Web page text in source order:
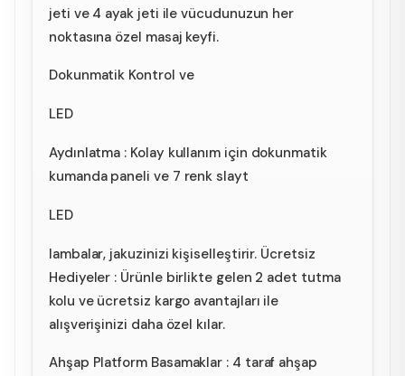
jeti ve 4 ayak jeti ile vücudunuzun her
noktasına özel masaj keyfi.
Dokunmatik Kontrol ve
LED
Aydınlatma : Kolay kullanım için dokunmatik
kumanda paneli ve 7 renk slayt
LED
lambalar, jakuzinizi kişiselleştirir. Ücretsiz
Hediyeler : Ürünle birlikte gelen 2 adet tutma
kolu ve ücretsiz kargo avantajları ile
alışverişinizi daha özel kılar.
Ahşap Platform Basamaklar : 4 taraf ahşap